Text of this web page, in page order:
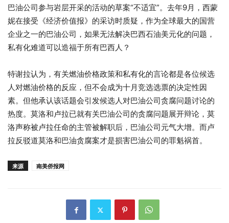
巴油公司参与岩层开采的活动的草案“不适宜”。去年9月，西蒙
妮在接受《经济价值报》的采访时质疑，作为全球最大的国营
企业之一的巴油公司，如果无法解决巴西石油美元化的问题，
私有化难道可以造福于所有巴西人？
特谢拉认为，有关燃油价格政策和私有化的言论都是各位候选
人对燃油价格的反应，但不会成为十月竞选选票的决定性因
素。但他承认该话题会引发候选人对巴油公司贪腐问题讨论的
热度。莫洛和卢拉已就有关巴油公司的贪腐问题展开辩论，莫
洛声称被卢拉任命的主管被解职后，巴油公司元气大增。而卢
拉反驳道莫洛和巴油贪腐案才是损害巴油公司的罪魁祸首。
来源 南美侨报网